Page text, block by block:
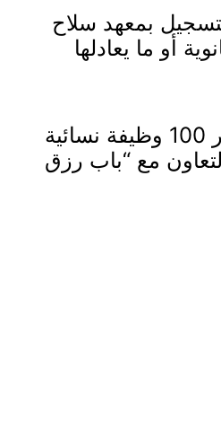
بمعهد سلاح
أو ما يعادلها
غرفة أبها تعلن توفر 100 وظيفة نسائية
مع “باب رزق